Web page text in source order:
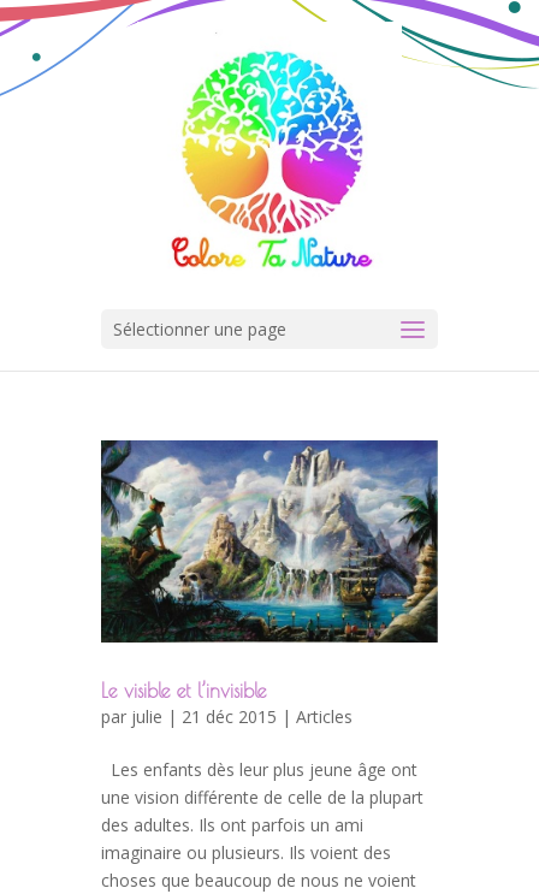
Sélectionner une page
Le visible et l’invisible
par julie | 21 déc 2015 | Articles
Les enfants dès leur plus jeune âge ont
une vision différente de celle de la plupart
des adultes. Ils ont parfois un ami
imaginaire ou plusieurs. Ils voient des
choses que beaucoup de nous ne voient